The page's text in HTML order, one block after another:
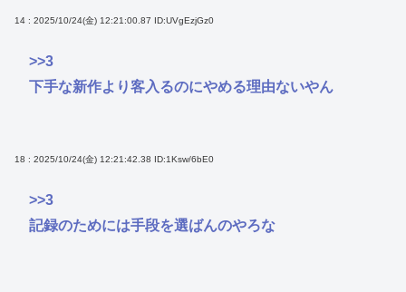
14 : 2025/10/24(金) 12:21:00.87 ID:UVgEzjGz0
>>3
下手な新作より客入るのにやめる理由ないやん
18 : 2025/10/24(金) 12:21:42.38 ID:1Ksw/6bE0
>>3
記録のためには手段を選ばんのやろな